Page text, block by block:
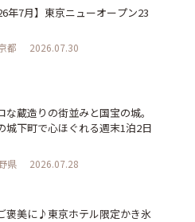
年7月】東京ニューオープン23
都 2026.07.30
な蔵造りの街並みと国宝の城。
城下町で心ほぐれる週末1泊2日
県 2026.07.28
褒美に♪東京ホテル限定かき氷